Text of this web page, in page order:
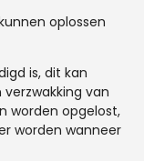
oplossen
is, dit kan
van
worden opgelost,
worden wanneer